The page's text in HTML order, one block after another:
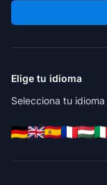
Elige tu idioma
Selecciona tu